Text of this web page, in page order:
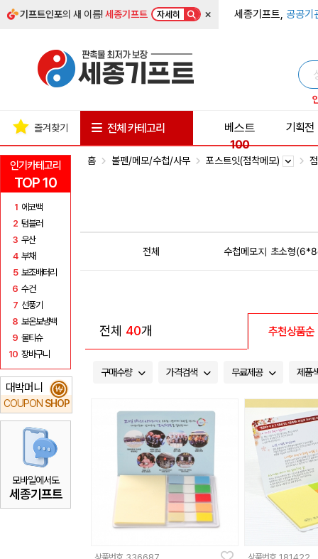
기프트인포의 새 이름!세종기프트 자세히 × 세종기프트, 공공기
인기카테고리
TOP 10
1 에코백
2 텀블러
3 우산
4 부채
5 보조배터리
6 수건
7 선풍기
8 보온보냉백
9 물티슈
10 장바구니
대박머니
COUPON SHOP
₩
모바일에서도
세종기프트
즐겨찾기 전체 카테고리
베스트
100
기획전
홈 볼펜/메모/수첩/사무 포스트잇(점착메모)
전체 수첩메모지 초소형
전체 40개 추천상품순
구매수량 가격검색 무료제공 제품